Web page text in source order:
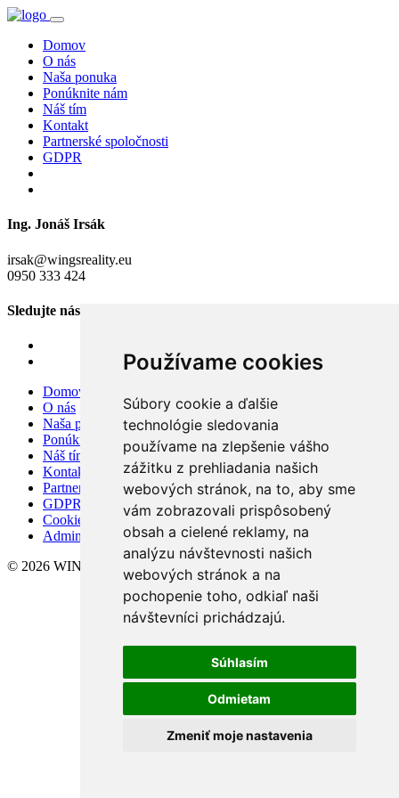
Používame cookies
Súbory cookie a ďalšie
technológie sledovania
používame na zlepšenie vášho
zážitku z prehliadania našich
webových stránok, na to, aby sme
vám zobrazovali prispôsobený
obsah a cielené reklamy, na
analýzu návštevnosti našich
webových stránok a na
pochopenie toho, odkiaľ naši
návštevníci prichádzajú.
Súhlasím
Odmietam
Zmeniť moje nastavenia
Domov
O nás
Naša ponuka
Ponúknite nám
Náš tím
Kontakt
Partnerské spoločnosti
GDPR
Ing. Jonáš Irsák
irsak@wingsreality.eu
0950 333 424
Sledujte nás
Domov
O nás
Naša ponuka
Ponúknite nám
Náš tím
Kontakt
Partnerské spoločnosti
GDPR
Cookies
Admin
© 2026 WINGS reality - Ing. Jonáš Irsák